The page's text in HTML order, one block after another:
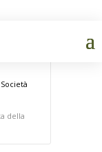
della